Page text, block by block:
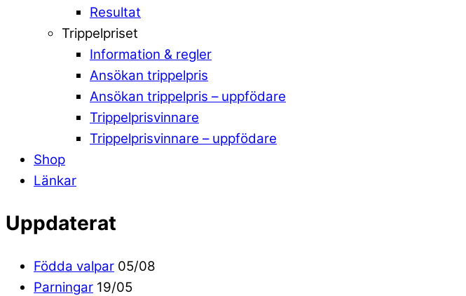
Resultat
Trippelpriset
Information & regler
Ansökan trippelpris
Ansökan trippelpris – uppfödare
Trippelprisvinnare
Trippelprisvinnare – uppfödare
Shop
Länkar
Uppdaterat
Födda valpar 05/08
Parningar 19/05